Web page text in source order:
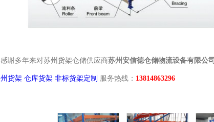
感谢多年来对苏州货架仓储供应商苏州安信德仓储物流设备有限公司
州货架 仓库货架 非标货架定制 服务热线： 13814863296